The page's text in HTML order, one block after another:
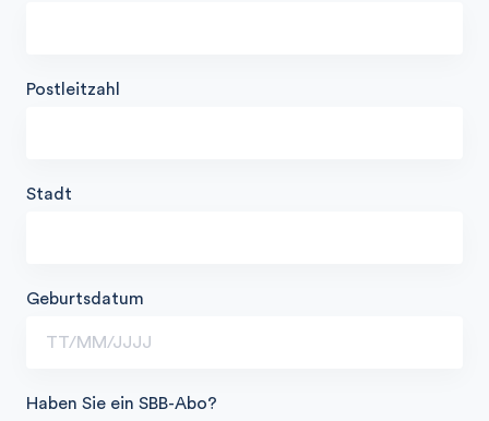
Postleitzahl
Stadt
Geburtsdatum
Haben Sie ein SBB-Abo?